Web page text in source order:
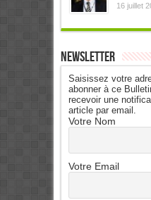
16 juillet
Newsletter
Saisissez votre
abonner à ce
recevoir une
article par email.
Votre Nom
Votre Email